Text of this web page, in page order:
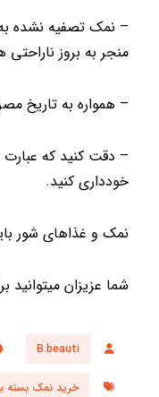
– نمک تصفیه نشده
منجر به بروز
– همواره به تاریخ
– دقت کنید که
خودداری کنید.
نمک و غذاهای شور
شما عزیزان
B.beauti
خرید نمک بسته